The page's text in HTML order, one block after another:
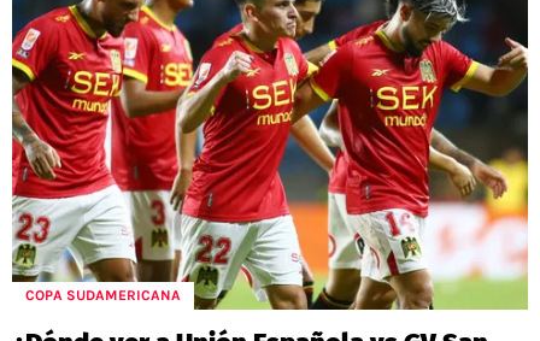
COPA SUDAMERICANA